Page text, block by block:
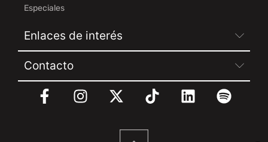
Especiales
Enlaces de interés
Contacto